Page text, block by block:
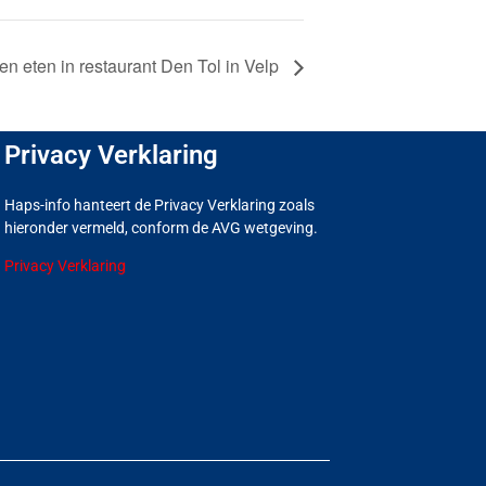
eten in restaurant Den Tol in Velp
Privacy Verklaring
Haps-info hanteert de Privacy Verklaring zoals
hieronder vermeld, conform de AVG wetgeving.
Privacy Verklaring